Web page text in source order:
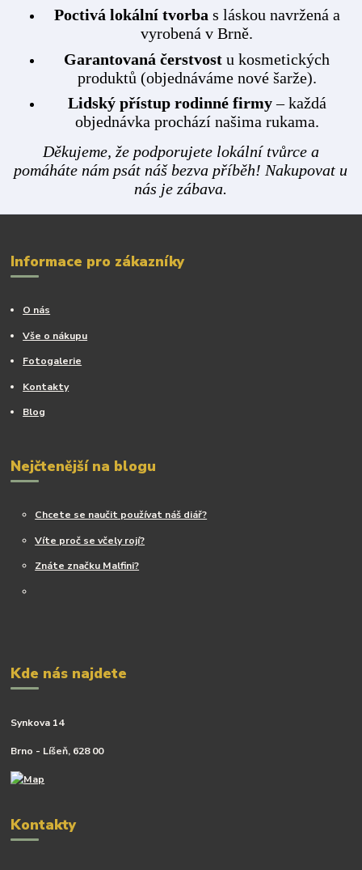
Poctivá lokální tvorba s láskou navržená a
vyrobená v Brně.
Garantovaná čerstvost u kosmetických
produktů (objednáváme nové šarže).
Lidský přístup rodinné firmy– každá
objednávka prochází našima rukama.
Děkujeme, že podporujete lokální tvůrce a
pomáháte nám psát náš bezva příběh! Nakupovat u
nás je zábava.
Informace pro zákazníky
O nás
Vše o nákupu
Fotogalerie
Kontakty
Blog
Nejčtenější na blogu
Chcete se naučit používat náš diář?
Víte proč se včely rojí?
Znáte značku Malfini?
Kde nás najdete
Synkova 14
Brno - Líšeň, 628 00
Kontakty